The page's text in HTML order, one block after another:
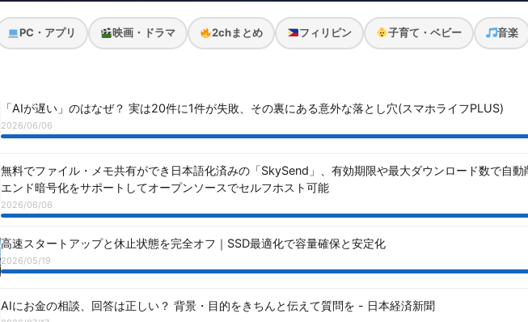
PC・アプリ 映画・ドラマ 2chまとめ フィリピン 子育て・ベビー 音楽
「AIが遅い」のはなぜ？ 実は20件に1件が失敗、その裏にある意外な落とし穴(スマホライフPLUS)
2026/06/06
無料でファイル・メモ共有ができ日本語化済みの「SkySend」、有効期限や最大ダウンロード数で自
エンド暗号化をサポートしてオープンソースでセルフホスト可能
2026/06/06
高速スタートアップと休止状態を完全オフ｜SSD最適化で容量確保と安定化
2026/05/19
AIにお金の相談、回答は正しい？ 背景・目的をきちんと伝えて質問を - 日本経済新聞